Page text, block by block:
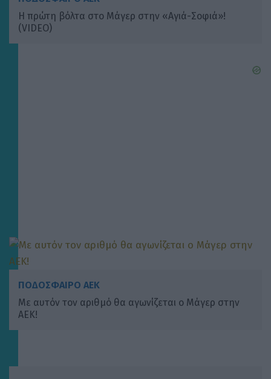
Η πρώτη βόλτα στο Μάγερ στην «Αγιά-Σοφιά»!
(VIDEO)
ΠΟΔΟΣΦΑΙΡΟ ΑΕΚ
Με αυτόν τον αριθμό θα αγωνίζεται ο Μάγερ στην
ΑΕΚ!